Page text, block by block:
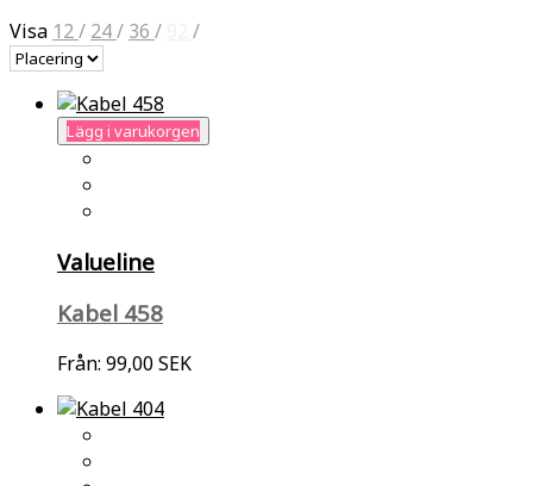
Visa 12/ 24/ 36 / /
Lägg i varukorgen
Valueline
Kabel 458
Från: 99,00 SEK